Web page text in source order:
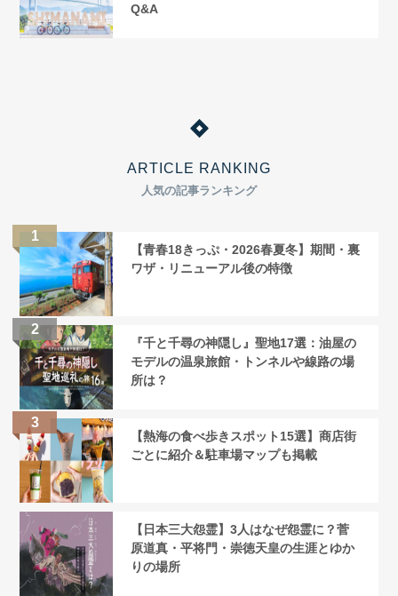
Q&A
ARTICLE RANKING
人気の記事ランキング
【青春18きっぷ・2026春夏冬】期間・裏
ワザ・リニューアル後の特徴
『千と千尋の神隠し』聖地17選：油屋の
モデルの温泉旅館・トンネルや線路の場
所は？
【熱海の食べ歩きスポット15選】商店街
ごとに紹介＆駐車場マップも掲載
【日本三大怨霊】3人はなぜ怨霊に？菅
原道真・平将門・崇徳天皇の生涯とゆか
りの場所